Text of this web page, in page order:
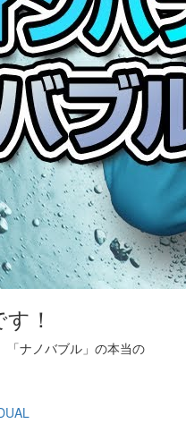
！
「ナノバブル」の本当の